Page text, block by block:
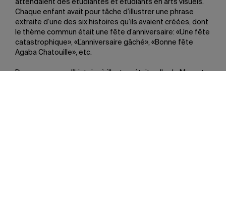
attendaient des étudiantes et étudiants en arts visuels.
Chaque enfant avait pour tâche d’illustrer une phrase
extraite d’une des six histoires qu’ils avaient créées, dont
le thème commun était une fête d’anniversaire: «Une fête
catastrophique», «L’anniversaire gâché», «Bonne fête
Agaba Chatouille», etc.
Dans un groupe, l’histoire à illustrer était celle de Margot,